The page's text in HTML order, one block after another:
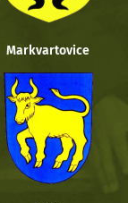
Markvartovice